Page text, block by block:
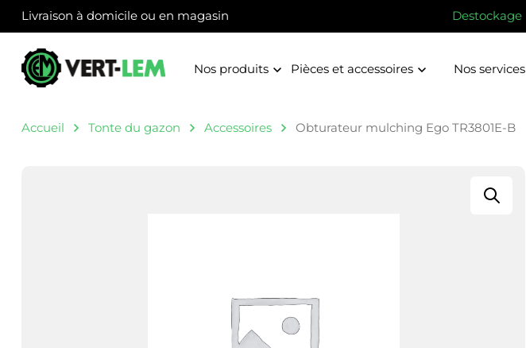
Livraison à domicile ou en magasin Destockage
Nos produits Pièces et accessoires Nos services
Accueil Tonte du gazon Accessoires Obturateur mulching Ego TR3801E-B